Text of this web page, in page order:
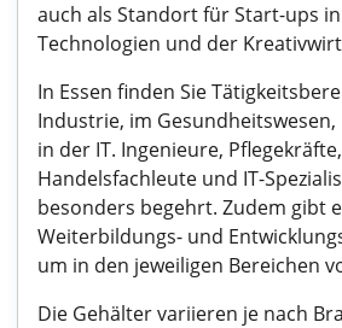
auch als Standort für Start-ups
Technologien und der
In Essen finden Sie
Industrie, im
in der IT. Ingenieure, Pflegekräfte,
Handelsfachleute und IT-
besonders begehrt. Zudem gibt
Weiterbildungs- und
um in den jeweiligen Bereichen
Die Gehälter variieren je nach